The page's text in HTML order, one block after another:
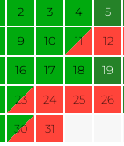
2 3 4 5
9 10 11 12
16 17 18 19
23 24 25 26
30 31